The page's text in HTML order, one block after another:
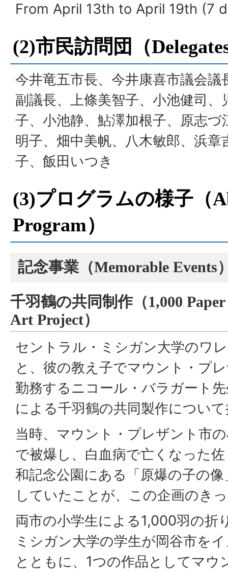
From April 13th to April 19th (7
(2)市民訪問団（
今井竜五市長、今井康喜市議会議
副議長、上條美智子、小池健司
子、小池静、鮎澤加根子、原志
明子、畑中美帆、八木敏郎、浜章
子、飯田いつき
(3)プログラムの様子（
Program）
記念事業（Memorable Events
千羽鶴の共同制作（1,000
Art Project）
セントラル・ミシガン大学のワ
と、彼の教え子でマウント・プ
勤務するニコール・バラガート
による千羽鶴の共同製作につい
当時、マウント・プレザント市
で被爆し、白血病で亡くなった
和記念公園にある「原爆の子の
していたことが、この企画のき
両市の小学生による1,000羽の折
ミシガン大学の学生が岡谷市を
とともに、1つの作品としてマウ